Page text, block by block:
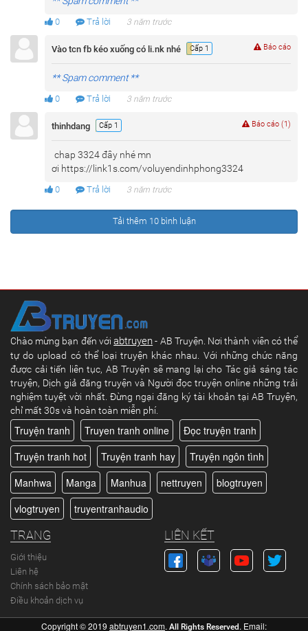
0 Trả lời 3 năm trước
Vào tcn fb kéo xuống có li.nk nhé Cấp 1
** Spam comment **
0 Trả lời 3 năm trước
Báo cáo
thinhdang Cấp 1
chap 3324 đây nhé mn
ơi https://link1s.com/voluyendinhphong3324
0 Trả lời 3 năm trước
Báo cáo (1)
Tải thêm 10 bình luận
Chào mừng bạn đến vớiabtruyen- AB Truyện. Nơi thành viên có thể
tự do upload có thể loại truyện khác nhau. Với những chức năng
được cải tiến liên tục, AB Truyện sẽ mang lại cho Tác giả sáng tác
truyện, Dịch giả đăng truyện và Người đọc truyện online những trải
nghiệm tuyệt vời nhất. Đừng ngại đăng ký tài khoản tại AB Truyện,
chỉ mất 30s và hoàn toàn miễn phí.
Truyện tranh Truyen tranh online
Đọc truyện tranh
Truyện tranh hot
Truyện tranh hay
Truyện ngôn tình
Manhwa
Manga Manhua nettruyen
blogtruyen
vlogtruyen
truyentranhaudio
TRANG
Giới thiệu
Liên hệ
Chính sách bảo mật
Điều khoản dịch vụ
LIÊN KẾT
Copyright © 2019 abtruyen1.com. All Rights Reserved . Email: